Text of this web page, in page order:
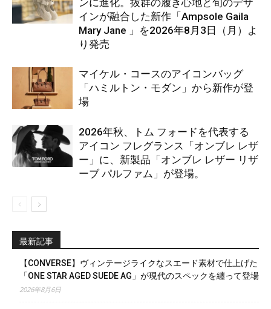
ンに進化。抜群の履き心地と旬のデザ
インが融合した新作「Ampsole Gaila
Mary Jane 」を2026年8月3日（月）よ
り発売
マイケル・コースのアイコンバッグ
「ハミルトン・モダン」から新作が登
場
2026年秋、トム フォードを代表する
アイコン フレグランス「オンブレ レザ
ー」に、新製品「オンブレ レザー リザ
ーブ パルファム」が登場。
最新記事
【CONVERSE】ヴィンテージライクなスエード素材で仕上げた
「ONE STAR AGED SUEDE AG」が現代のスペックを纏って登場
2026年8月6日